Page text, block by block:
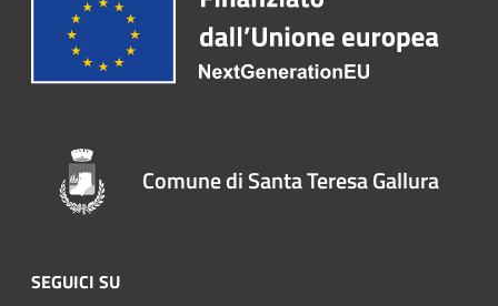
Comune di Santa Teresa Gallura
SEGUICI SU